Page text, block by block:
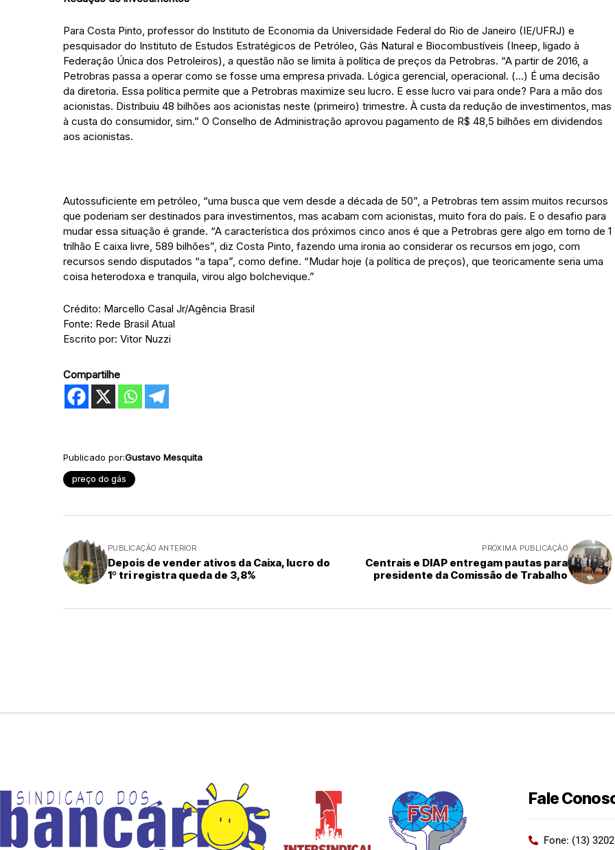
Para Costa Pinto, professor do Instituto de Economia da Universidade Federal do Rio de Janeiro (IE/UFRJ) e
pesquisador do Instituto de Estudos Estratégicos de Petróleo, Gás Natural e Biocombustíveis (Ineep, ligado à
Federação Única dos Petroleiros), a questão não se limita à política de preços da Petrobras. “A partir de 2016, a
Petrobras passa a operar como se fosse uma empresa privada. Lógica gerencial, operacional. (…) É uma decisão
da diretoria. Essa política permite que a Petrobras maximize seu lucro. E esse lucro vai para onde? Para a mão dos
acionistas. Distribuiu 48 bilhões aos acionistas neste (primeiro) trimestre. À custa da redução de investimentos, mas
à custa do consumidor, sim.” O Conselho de Administração aprovou pagamento de R$ 48,5 bilhões em dividendos
aos acionistas.
Autossuficiente em petróleo, “uma busca que vem desde a década de 50”, a Petrobras tem assim muitos recursos
que poderiam ser destinados para investimentos, mas acabam com acionistas, muito fora do país. E o desafio para
mudar essa situação é grande. “A característica dos próximos cinco anos é que a Petrobras gere algo em torno de 1
trilhão E caixa livre, 589 bilhões”, diz Costa Pinto, fazendo uma ironia ao considerar os recursos em jogo, com
recursos sendo disputados “a tapa”, como define. “Mudar hoje (a política de preços), que teoricamente seria uma
coisa heterodoxa e tranquila, virou algo bolchevique.”
Crédito: Marcello Casal Jr/Agência Brasil
Fonte: Rede Brasil Atual
Escrito por: Vitor Nuzzi
Compartilhe
Publicado por:Gustavo Mesquita
preço do gás
PUBLICAÇÃO ANTERIOR
Depois de vender ativos da Caixa, lucro do
1º tri registra queda de 3,8%
PRÓXIMA PUBLICAÇÃO
Centrais e DIAP entregam pautas para
presidente da Comissão de Trabalho
Fale
Fone: (13)